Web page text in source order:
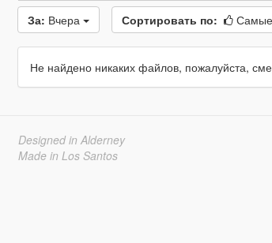
За: Вчера Сортировать по:
Не найдено никаких файлов, пожалуйста,
Designed in Alderney
Made in Los Santos